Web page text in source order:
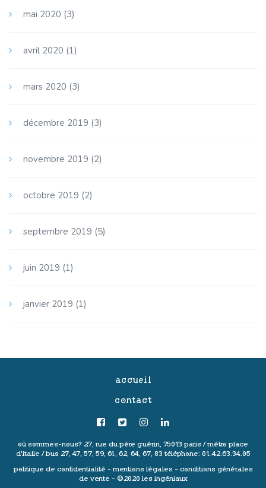
mai 2020 (3)
avril 2020 (1)
mars 2020 (3)
décembre 2019 (3)
novembre 2019 (2)
octobre 2019 (2)
septembre 2019 (5)
juin 2019 (1)
janvier 2019 (1)
accueil
contact
où sommes-nous? 27, rue du père guérin, 75013 paris /métro place
d'italie / bus 27, 47, 57, 59, 61, 62, 64, 67, 83 téléphone: 01.42.63.34.05
politique de confidentialité -mentions légales - conditions générales
de vente - ©2020 les ingéniaux